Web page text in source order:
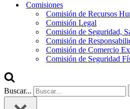
Comisiones
Comisión de Recursos
Comisión Legal
Comisión de Seguridad,
Comisión de
Comisión de Comercio
Comisión de Seguridad
Buscar...